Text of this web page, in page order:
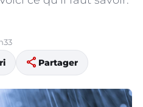
share Partager